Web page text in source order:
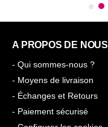
A PROPOS DE NOUS
- Qui sommes-nous ?
- Moyens de livraison
- Échanges et Retours
- Paiement sécurisé